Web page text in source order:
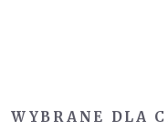
WYBRANE DLA